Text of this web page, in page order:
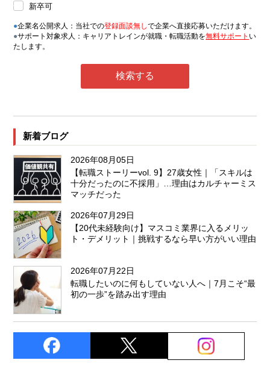
新卒可
●企業名公開求人：当社での登録面談無しで企業へ直接応募いただけます。
●サポート対象求人：キャリアトレインが就職・転職活動を無料サポート い
たします。
新着ブログ
2026年08月05日
【転職ストーリーvol. 9】27歳女性｜「スキルは
十分だったのに不採用」…理由はカルチャーミス
マッチだった
2026年07月29日
【20代未経験向け】マスコミ業界に入るメリッ
ト・デメリット｜挑戦するなら早い方がいい理由
2026年07月22日
転職したいのに何もしていない人へ｜7月こそ“最
初の一歩”を踏み出す理由